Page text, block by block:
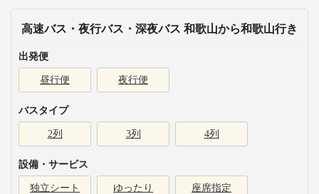
高速バス・夜行バス・深夜バス 和歌山から和歌山行き
出発便
昼行便 夜行便
バスタイプ
2列 3列 4列
設備・サービス
独立シート ゆったり 座席指定